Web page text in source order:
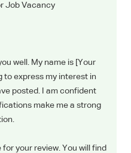
Job Vacancy
well. My name is [Your
to express my interest in
posted. I am confident
make me a strong
your review. You will find